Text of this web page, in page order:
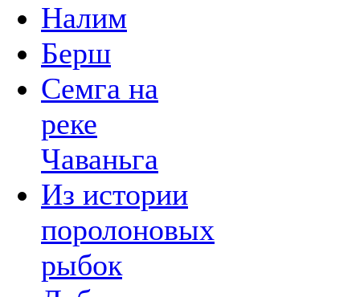
Налим
Берш
Семга на
реке
Чаваньга
Из истории
поролоновых
рыбок